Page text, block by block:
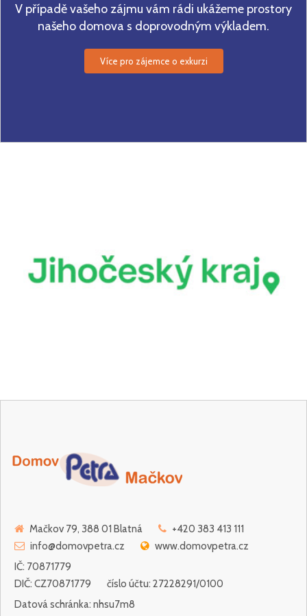
V případě vašeho zájmu vám rádi ukážeme prostory
našeho domova s doprovodným výkladem.
Více pro zájemce o exkurzi
Mačkov 79, 388 01 Blatná
+420 383 413 111
info@domovpetra.cz
www.domovpetra.cz
IČ: 70871779
DIČ: CZ70871779
číslo účtu: 27228291/0100
Datová schránka: nhsu7m8